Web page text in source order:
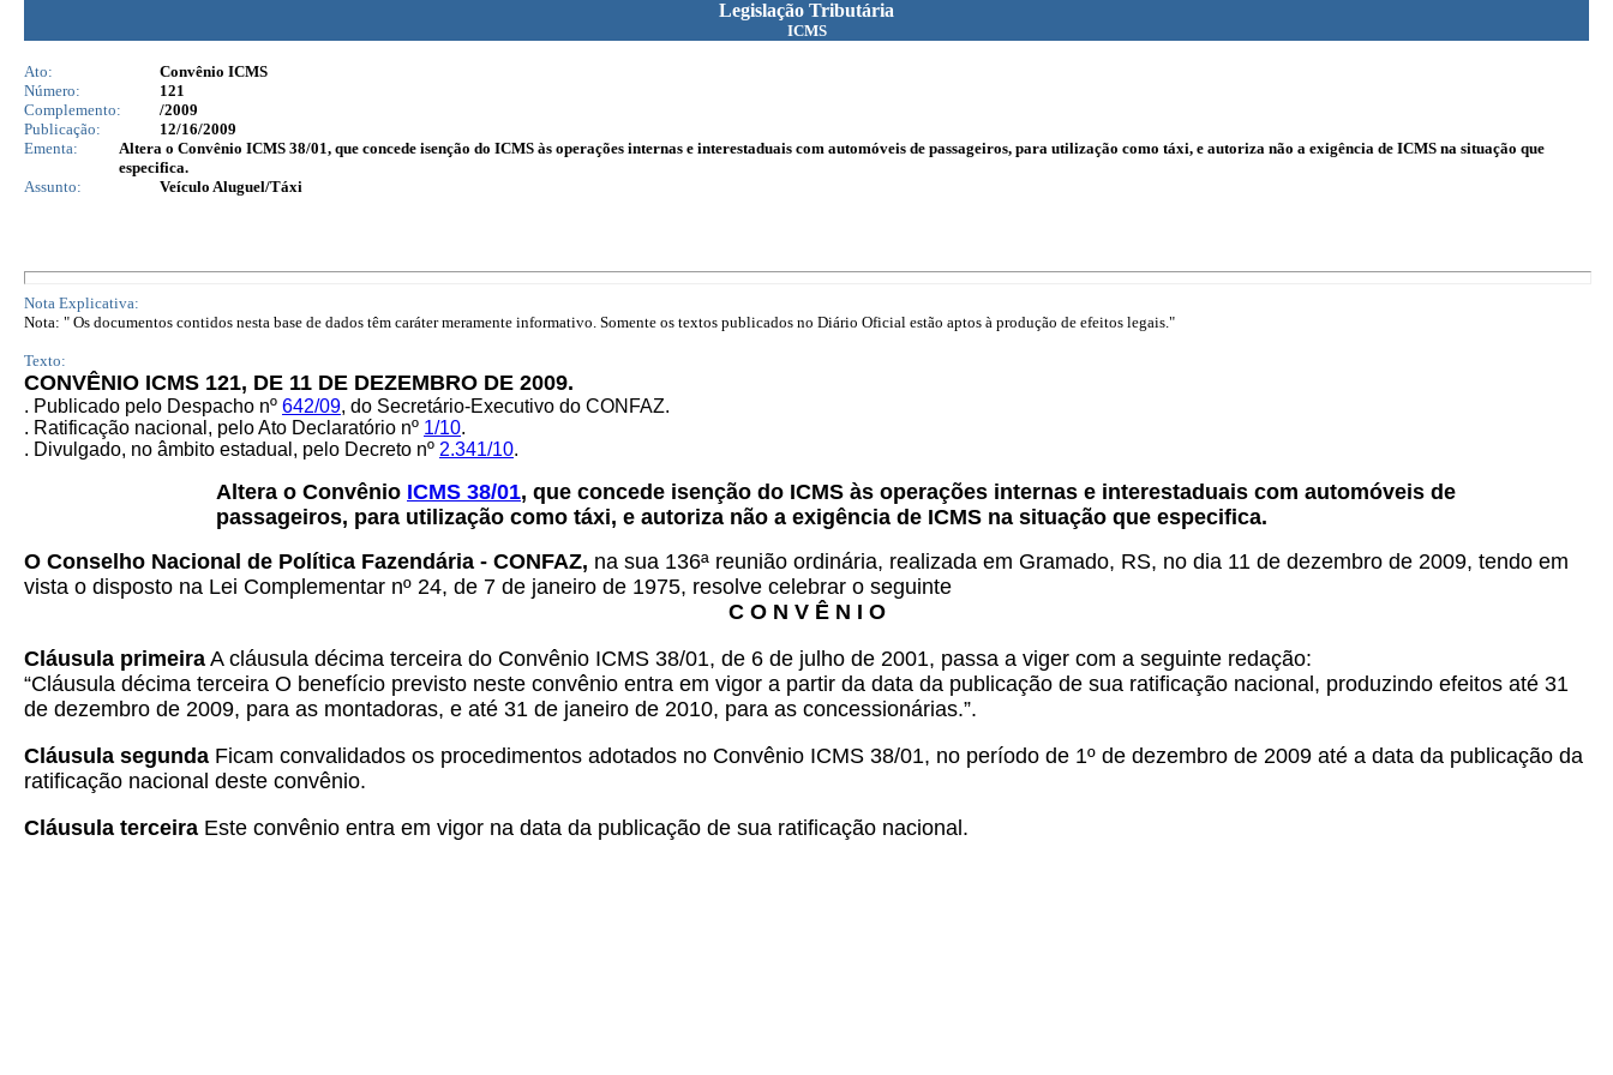
Legislação Tributária
ICMS
Ato:
Convênio ICMS
Número:
121
Complemento:
/2009
Publicação:
12/16/2009
Ementa:
Altera o Convênio ICMS 38/01, que concede isenção do ICMS às operações internas e interestaduais com automóveis de passageiros, para utilização como táxi, e autoriza não a exigência de ICMS na situação que
especifica.
Assunto:
Veículo Aluguel/Táxi
Nota Explicativa:
Nota: " Os documentos contidos nesta base de dados têm caráter meramente informativo. Somente os textos publicados no Diário Oficial estão aptos à produção de efeitos legais."
Texto:
CONVÊNIO ICMS 121, DE 11 DE DEZEMBRO DE 2009.
. Publicado pelo Despacho nº 642/09, do Secretário-Executivo do CONFAZ.
. Ratificação nacional, pelo Ato Declaratório nº 1/10.
. Divulgado, no âmbito estadual, pelo Decreto nº 2.341/10.
Altera o Convênio ICMS 38/01, que concede isenção do ICMS às operações internas e interestaduais com automóveis de
passageiros, para utilização como táxi, e autoriza não a exigência de ICMS na situação que especifica.
O Conselho Nacional de Política Fazendária - CONFAZ, na sua 136ª reunião ordinária, realizada em Gramado, RS, no dia 11 de dezembro de 2009, tendo em
vista o disposto na Lei Complementar nº 24, de 7 de janeiro de 1975, resolve celebrar o seguinte
C O N V Ê N I O
Cláusula primeira A cláusula décima terceira do Convênio ICMS 38/01, de 6 de julho de 2001, passa a viger com a seguinte redação:
“Cláusula décima terceira O benefício previsto neste convênio entra em vigor a partir da data da publicação de sua ratificação nacional, produzindo efeitos até 31
de dezembro de 2009, para as montadoras, e até 31 de janeiro de 2010, para as concessionárias.”.
Cláusula segunda Ficam convalidados os procedimentos adotados no Convênio ICMS 38/01, no período de 1º de dezembro de 2009 até a data da publicação da
ratificação nacional deste convênio.
Cláusula terceira Este convênio entra em vigor na data da publicação de sua ratificação nacional.